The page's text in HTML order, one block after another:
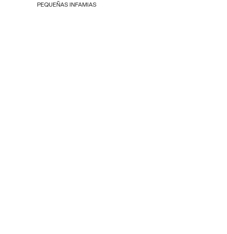
PEQUEÑAS INFAMIAS